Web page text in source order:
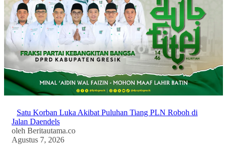
PEMERINTAHAN
OPINI
PENDIDIKAN
HIBURAN
BERITABARU.CO
KABARBARU.CO
SERIKATNEWS.COM
PEWARTANUSANTARA.COM
LANGGAR.CO
JOBNAS.COM
SURAU.CO
REDAKSI
TENTANG
KERJASAMA
PEDOMAN
CYBERSatu Korban Luka Akibat Puluhan Tiang PLN Roboh di
Jalan Daendels
oleh Beritautama.co
Agustus 7, 2026